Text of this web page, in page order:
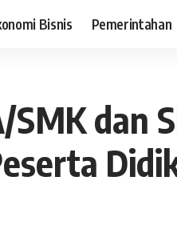
Bisnis Pemerintahan
dan